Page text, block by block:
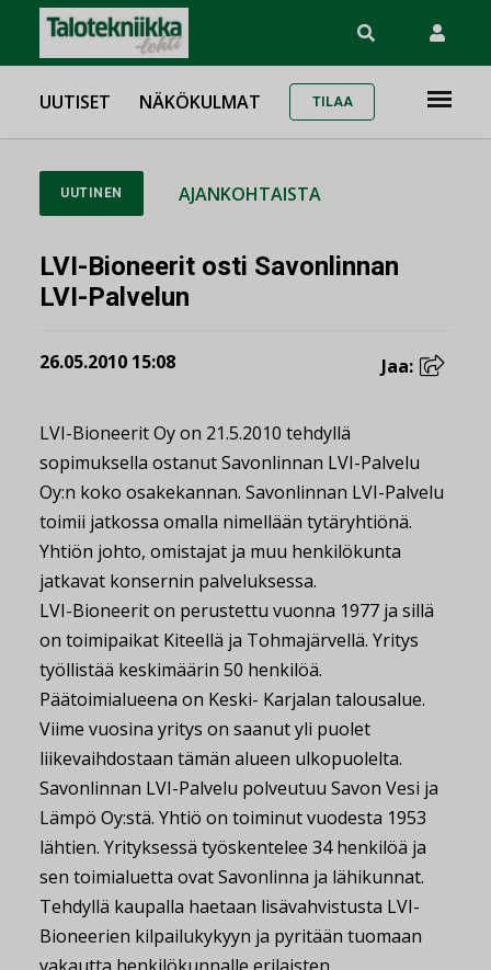
UUTISET NÄKÖKULMAT TILAA
UUTINEN AJANKOHTAISTA
LVI-Bioneerit osti Savonlinnan
LVI-Palvelun
26.05.2010 15:08 Jaa:
LVI-Bioneerit Oy on 21.5.2010 tehdyllä
sopimuksella ostanut Savonlinnan LVI-Palvelu
Oy:n koko osakekannan. Savonlinnan LVI-Palvelu
toimii jatkossa omalla nimellään tytäryhtiönä.
Yhtiön johto, omistajat ja muu henkilökunta
jatkavat konsernin palveluksessa.
LVI-Bioneerit on perustettu vuonna 1977 ja sillä
on toimipaikat Kiteellä ja Tohmajärvellä. Yritys
työllistää keskimäärin 50 henkilöä.
Päätoimialueena on Keski- Karjalan talousalue.
Viime vuosina yritys on saanut yli puolet
liikevaihdostaan tämän alueen ulkopuolelta.
Savonlinnan LVI-Palvelu polveutuu Savon Vesi ja
Lämpö Oy:stä. Yhtiö on toiminut vuodesta 1953
lähtien. Yrityksessä työskentelee 34 henkilöä ja
sen toimialuetta ovat Savonlinna ja lähikunnat.
Tehdyllä kaupalla haetaan lisävahvistusta LVI-
Bioneerien kilpailukykyyn ja pyritään tuomaan